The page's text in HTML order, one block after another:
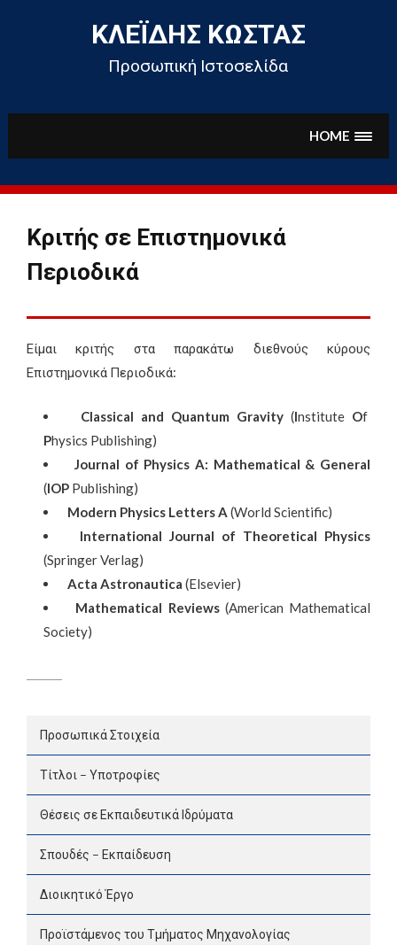
content
ΚΛΕΪ́ΔΗΣ ΚΏΣΤΑΣ
Προσωπική Ιστοσελίδα
HOME
Κριτής σε Επιστημονικά
Περιοδικά
Είμαι κριτής στα παρακάτω διεθνούς κύρους
Επιστημονικά Περιοδικά:
Classical and Quantum Gravity(Institute Of
Physics Publishing)
Journal of Physics A: Mathematical & General
(IOPPublishing)
Modern Physics Letters A (World Scientific)
International Journal of Theoretical Physics
(Springer Verlag)
Acta Astronautica (Elsevier)
Mathematical Reviews(American Mathematical
Society)
Προσωπικά Στοιχεία
Τίτλοι – Υποτροφίες
Θέσεις σε Εκπαιδευτικά Ιδρύματα
Σπουδές – Εκπαίδευση
Διοικητικό Έργο
Προϊστάμενος του Τμήματος Μηχανολογίας